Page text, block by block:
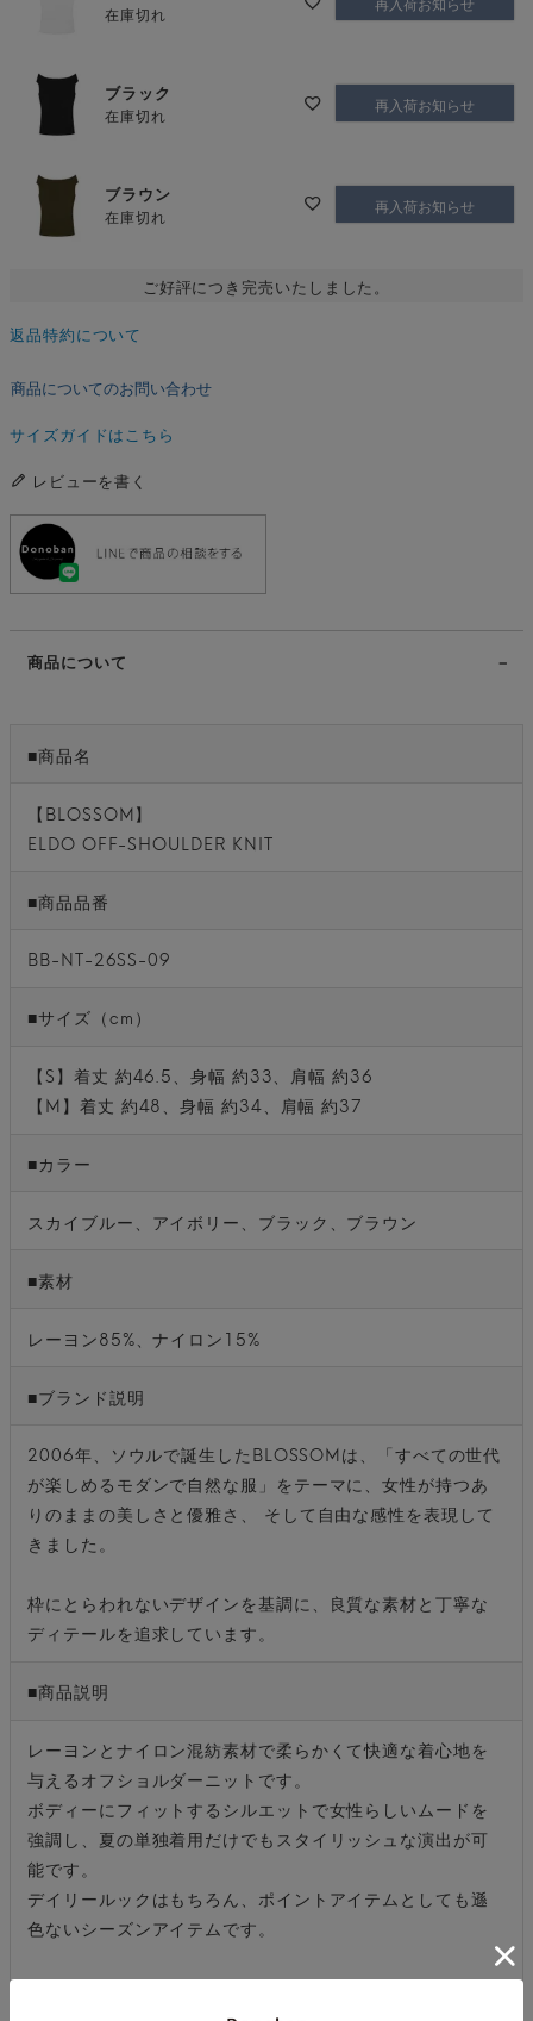
在庫切れ
ブラック
在庫切れ 再入荷お知らせ
ブラウン
在庫切れ 再入荷お知らせ
ご好評につき完売いたしました。
返品特約について
商品についてのお問い合わせ
サイズガイドはこちら
レビューを書く
商品について
■商品名
【BLOSSOM】
ELDO OFF-SHOULDER KNIT
■商品品番
BB-NT-26SS-09
■サイズ（cm）
【S】着丈 約46.5、身幅 約33、肩幅 約36
【M】着丈 約48、身幅 約34、肩幅 約37
■カラー
スカイブルー、アイボリー、ブラック、ブラウン
■素材
レーヨン85%、ナイロン15%
■ブランド説明
2006年、ソウルで誕生したBLOSSOMは、「すべての世代
が楽しめるモダンで自然な服」をテーマに、女性が持つあ
りのままの美しさと優雅さ、 そして自由な感性を表現して
きました。
枠にとらわれないデザインを基調に、良質な素材と丁寧な
ディテールを追求しています。
■商品説明
レーヨンとナイロン混紡素材で柔らかくて快適な着心地を
与えるオフショルダーニットです。
ボディーにフィットするシルエットで女性らしいムードを
強調し、夏の単独着用だけでもスタイリッシュな演出が可
能です。
デイリールックはもちろん、ポイントアイテムとしても遜
色ないシーズンアイテムです。
※照明の関係により、実際よりも色味が違って見える場合